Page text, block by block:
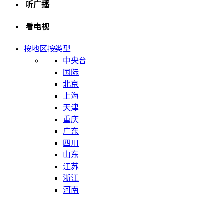
听广播
看电视
按地区按类型
中央台
国际
北京
上海
天津
重庆
广东
四川
山东
江苏
浙江
河南